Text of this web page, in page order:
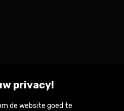
privacy!
de website goed te